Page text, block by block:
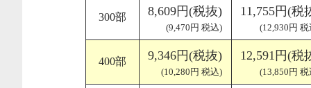
300部 8,609円(税抜)
(9,470円 税込)
11,755円(税
(12,930円 税
400部 9,346円(税抜)
(10,280円 税込)
12,591円(税
(13,850円 税